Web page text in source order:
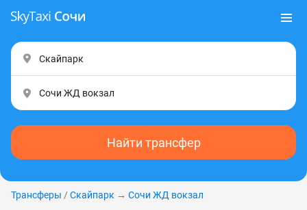
Найти трансфер
Трансферы / Скайпарк → Сочи ЖД вокзал